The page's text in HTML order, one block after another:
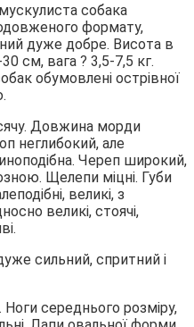
собака
формату,
дуже добре. Висота в
см, вага ? 3,5-7,5 кг.
обумовлені острівної
Довжина морди
неглибокий, але
Череп широкий,
Щелепи міцні. Губи
великі, з
великі, стоячі,
сильний, спритний і
середнього розміру,